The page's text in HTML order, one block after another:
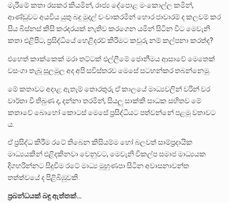
මැරීමේ කතා රසකර කියමින්, රාජ්‍ය දේපොළ මංකොල්ල කමින්,
ආණ්ඩුවට අයවිය යුතු බදු මුදල් වංචාකරමින් හොර ජාවාරම් ද කලවම් කර
සිය බිස්නස් කිසි කරදරයක් නැතිව කරගෙන යමින් සිටින විට මෙවැනි
කතා එළිපිට, ප්‍රසිද්ධියේ හෙළිදරව් කිරීමට කවුරු නම් කල්පනා කරත්ද‍?
එහෙත් කාක්කෙක් මරා තට්ටක් එල්ලීමේ ජොනීමය ආසාවේ මෙතෙක්
වසංගා තැබූ සුලමුල අද අපි සවිස්තරව මෙසේ සටහන්කර තබන්නෙමු.
මේ කතාවට අදාළ ඇතැම් තොරතුරු ඒ කාලයේ මාධ්‍යවලින් වරින් වර
වාර්තා වී තිබුණ ද, දන්නා තරමින්, සියලු සාක්කි සාධක සහිතව මේ
කතාවේ බොහෝ කොටස් මෙසේ ප්‍රසිද්ධියට පත්වන්නේ පළමු වතාවට
ය.
ඒ ප්‍රසිද්ධ කිරීම රටේ තිබෙන කිසියම්ම හෝ බලවත් සාම්ප්‍රදායික
මාධ්‍යයකින් එළිදකිනවා වෙනුවට, මෙවැනි විකල්ප සමාජ මාධ්‍යයක
දිගහරින්නට සිදුවීම රටේ මාධ්‍ය මුහුණපා සිටින අවාසනාවන්ත
තත්ත්වයේ ද පිළිබිඹුවකි‍.
ප්‍රබන්ධයක් බඳු ඇත්තක්…